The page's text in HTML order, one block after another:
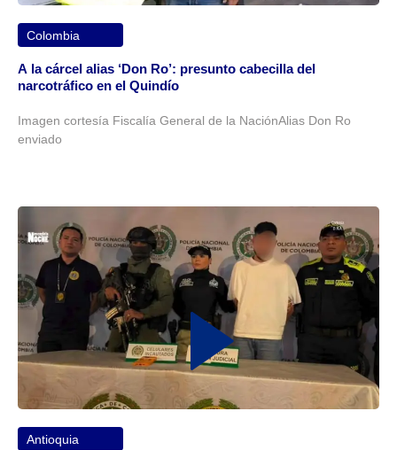
Colombia
A la cárcel alias ‘Don Ro’: presunto cabecilla del
narcotráfico en el Quindío
Imagen cortesía Fiscalía General de la NaciónAlias Don Ro
enviado
Antioquia